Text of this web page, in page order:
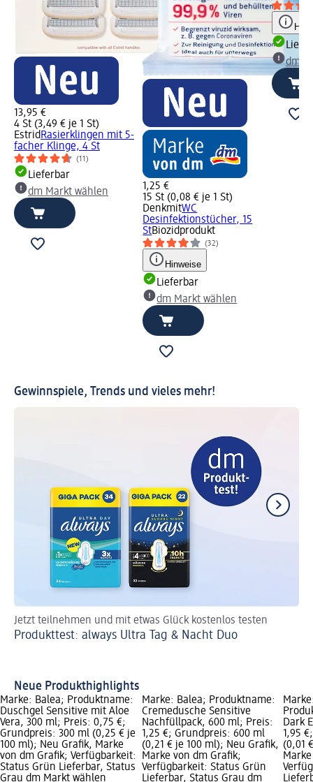
13,95 €
4 St (3,49 € je 1 St)
EstridRasierklingen mit 5-
facher Klinge, 4 St
(11)
Lieferbar
dm Markt wählen
1,25 €
15 St (0,08 € je 1 St)
DenkmitWC
Desinfektionstücher, 15
StBiozidprodukt
(32)
Hinweise
Lieferbar
dm Markt wählen
dm
Gewinnspiele, Trends und vieles mehr!
Jetzt teilnehmen und mit etwas Glück kostenlos testen
Produkttest: always Ultra Tag & Nacht Duo
Neue Produkthighlights
Marke: Balea; Produktname:
Duschgel Sensitive mit Aloe
Vera, 300 ml; Preis: 0,75 €;
Grundpreis: 300 ml (0,25 € je
100 ml); Neu Grafik, Marke
von dm Grafik; Verfügbarkeit:
Status Grün Lieferbar, Status
Grau dm Markt wählen
Marke: Balea; Produktname:
Cremedusche Sensitive
Nachfüllpack, 600 ml; Preis:
1,25 €; Grundpreis: 600 ml
(0,21 € je 100 ml); Neu Grafik,
Marke von dm Grafik;
Verfügbarkeit: Status Grün
Lieferbar, Status Grau dm
Dark
1,95
(0,01